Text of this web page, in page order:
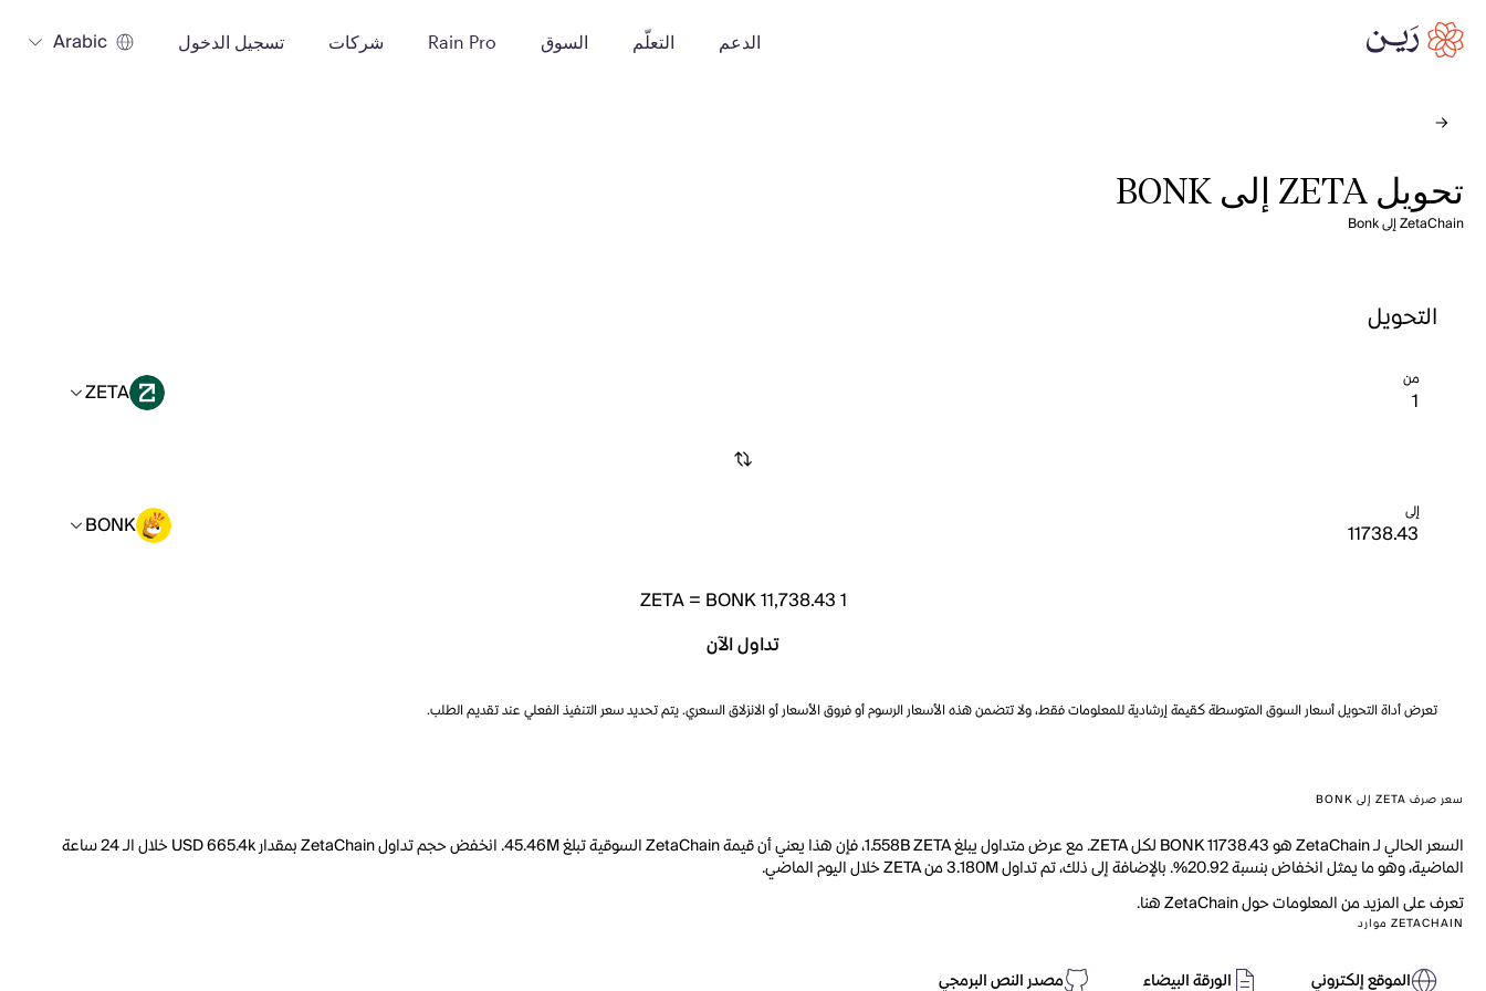
الدعم التعلّم السوق Rain Pro شركات تسجيل الدخول Arabic
تحويل ZETA إلى BONK
ZetaChain إلى Bonk
التحويل
من ZETA
إلى BONK
1
ZETA= BONK 11,738.43
تداول الآن
تعرض أداة التحويل أسعار السوق المتوسطة كقيمة إرشادية للمعلومات فقط، ولا تتضمن هذه الأسعار الرسوم أو فروق الأسعار أو الانزلاق السعري. يتم تحديد سعر التنفيذ الفعلي عند تقديم الطلب.
سعر صرف ZETA إلى BONK
السعر الحالي لـ ZetaChain هو BONK 11738.43 لكل ZETA. مع عرض متداول يبلغ 1.558B ZETA، فإن هذا يعني أن قيمة ZetaChain السوقية تبلغ 45.46M. انخفض حجم تداول ZetaChain بمقدار USD 665.4k خلال الـ 24 ساعة
الماضية، وهو ما يمثل انخفاض بنسبة 20.92%. بالإضافة إلى ذلك، تم تداول 3.180M من ZETA خلال اليوم الماضي.
تعرف على المزيد من المعلومات حول ZetaChain هنا.
ZETACHAIN موارد
الموقع إلكتروني الورقة البيضاء مصدر النص البرمجي